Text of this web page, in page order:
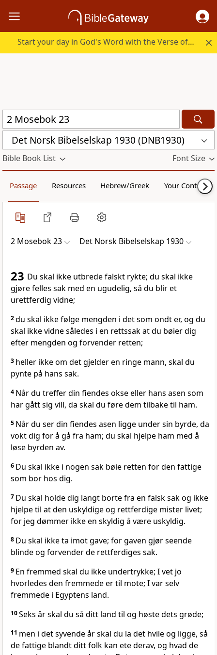
Start your day in God's Word with the Verse of the Day.
Det Norsk Bibelselskap 1930 (DNB1930)
Bible Book List Font Size
Passage Resources Hebrew/Greek Your Content
2 Mosebok 23 Det Norsk Bibelselskap 1930
23 Du skal ikke utbrede falskt rykte; du skal ikke
gjøre felles sak med en ugudelig, så du blir et
urettferdig vidne;
2du skal ikke følge mengden i det som ondt er, og du
skal ikke vidne således i en rettssak at du bøier dig
efter mengden og forvender retten;
3 heller ikke om det gjelder en ringe mann, skal du
pynte på hans sak.
4 Når du treffer din fiendes okse eller hans asen som
har gått sig vill, da skal du føre dem tilbake til ham.
5 Når du ser din fiendes asen ligge under sin byrde, da
vokt dig for å gå fra ham; du skal hjelpe ham med å
løse byrden av.
6 Du skal ikke i nogen sak bøie retten for den fattige
som bor hos dig.
7 Du skal holde dig langt borte fra en falsk sak og ikke
hjelpe til at den uskyldige og rettferdige mister livet;
for jeg dømmer ikke en skyldig å være uskyldig.
8 Du skal ikke ta imot gave; for gaven gjør seende
blinde og forvender de rettferdiges sak.
9 En fremmed skal du ikke undertrykke; I vet jo
hvorledes den fremmede er til mote; I var selv
fremmede i Egyptens land.
10Seks år skal du så ditt land til og høste dets grøde;
11 men i det syvende år skal du la det hvile og ligge, så
de fattige blandt ditt folk kan ete derav, og hvad de